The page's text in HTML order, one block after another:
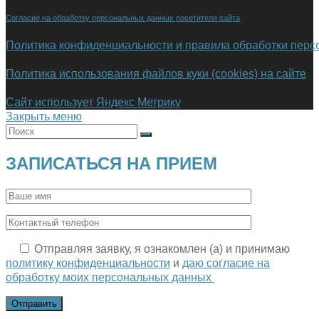
Согласие на обработку персональных данных посетителя сайта
Политика конфиденциальности и правила обработки
Политика использования файлов куки (cookies) на сайте
Сайт использует Яндекс Метрику
Закрыть меню
ЗАПИСАТЬСЯ НА ПРИЕМ
Отправляя заявку, я ознакомлен (а) и принимаю
политику конфиденциальности и даю согласие на
обработку моих персональных данных